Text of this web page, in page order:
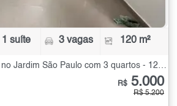
1 suíte 3 vagas 120 m²
Sobrado para Alugar no Jardim São Paulo com 3 quartos - 120 m²
R$ 5.000
R$ 5.200